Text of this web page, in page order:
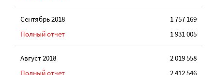
Сентябрь 2018
1 757 169
1 931 005
Полный отчет
Август 2018
2 019 558
2 412 546
Полный отчет